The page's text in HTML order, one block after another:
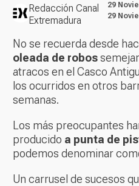
Redacción Canal
Extremadura
29
29
No se recuerda desde
oleada de robos
atracos en el Casco
los ocurridos en otros
semanas.
Los más preocupantes
producido a punta de
podemos denominar
Un carrusel de sucesos